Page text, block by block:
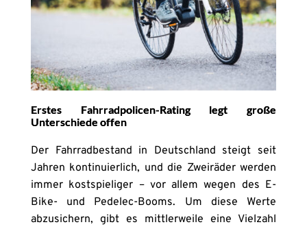
Erstes Fahrradpolicen-Rating legt große
Unterschiede offen
Der Fahrradbestand in Deutschland steigt seit
Jahren kontinuierlich, und die Zweiräder werden
immer kostspieliger – vor allem wegen des E-
Bike- und Pedelec-Booms. Um diese Werte
abzusichern, gibt es mittlerweile eine Vielzahl